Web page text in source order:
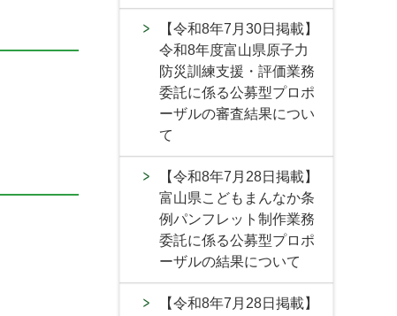
【令和8年7月30日掲載】
令和8年度富山県原子力
防災訓練支援・評価業務
委託に係る公募型プロポ
ーザルの審査結果につい
て
【令和8年7月28日掲載】
富山県こどもまんなか条
例パンフレット制作業務
委託に係る公募型プロポ
ーザルの結果について
【令和8年7月28日掲載】